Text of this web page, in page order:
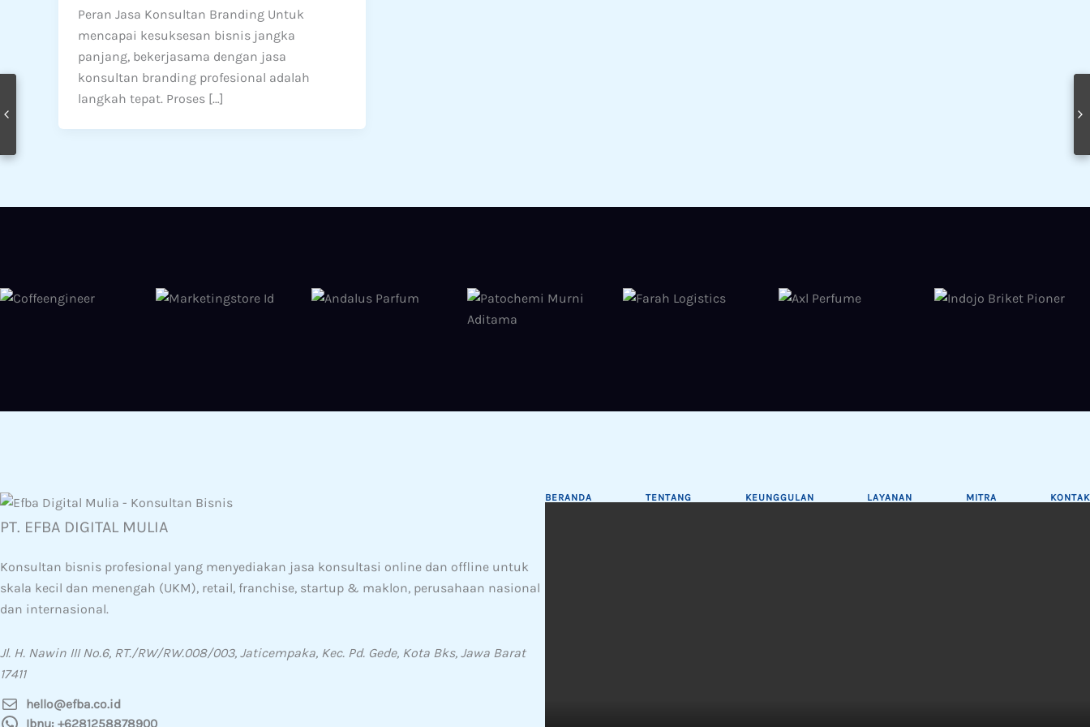
Peran Jasa Konsultan Branding Untuk
mencapai kesuksesan bisnis jangka
panjang, bekerjasama dengan jasa
konsultan branding profesional adalah
langkah tepat. Proses […]
PT. EFBA DIGITAL MULIA
Konsultan bisnis profesional yang menyediakan jasa konsultasi online dan offline untuk
skala kecil dan menengah (UKM), retail, franchise, startup & maklon, perusahaan nasional
dan internasional.
Jl. H. Nawin III No.6, RT./RW/RW.008/003, Jaticempaka, Kec. Pd. Gede, Kota Bks, Jawa Barat
17411
hello@efba.co.id
Ibnu: +6281258878900
BERANDA TENTANG KEUNGGULAN LAYANAN MITRA KONTAK